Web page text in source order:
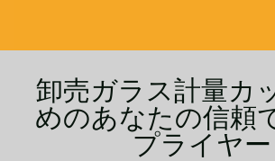
卸売ガラス計量カ
めのあなたの信頼
プライヤー